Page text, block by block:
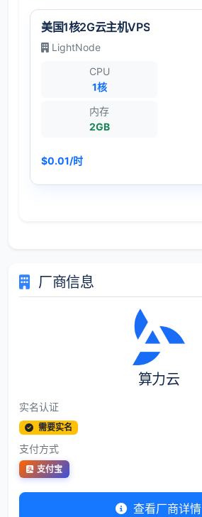
美国1核2G云主机VPS
LightNode
CPU
1核
内存
2GB
$0.01/时
厂商信息
算力云
实名认证
需要实名
支付方式
支付宝
查看厂商详情